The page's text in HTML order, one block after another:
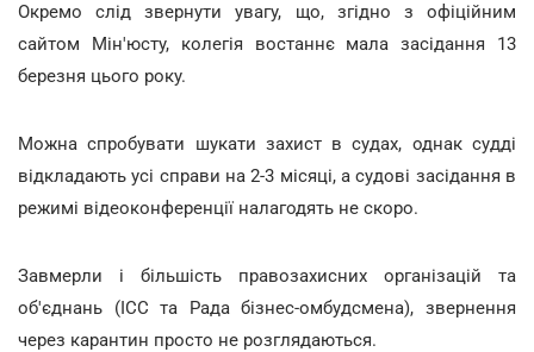
Окремо слід звернути увагу, що, згідно з офіційним
сайтом Мін'юсту, колегія востаннє мала засідання 13
березня цього року.
Можна спробувати шукати захист в судах, однак судді
відкладають усі справи на 2-3 місяці, а судові засідання в
режимі відеоконференції налагодять не скоро.
Завмерли і більшість правозахисних організацій та
об'єднань (ICC та Рада бізнес-омбудсмена), звернення
через карантин просто не розглядаються.